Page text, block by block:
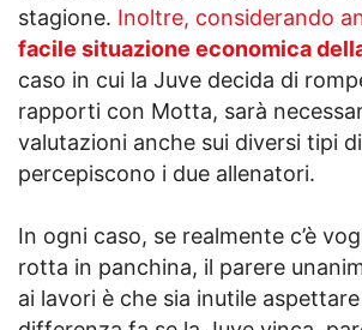
stagione. Inoltre, considerando
facile situazione economica
caso in cui la Juve decida di
rapporti con Motta, sarà
valutazioni anche sui diversi tipi
percepiscono i due allenatori.
In ogni caso, se realmente c’è
rotta in panchina, il parere
ai lavori è che sia inutile